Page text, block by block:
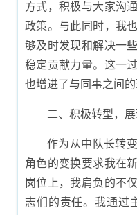
方式，积极与大家沟
政策。与此同时，我
够及时发现和解决一
稳定贡献力量。这一
也增进了与同事之间的
二、积极转型，
作为从中队长转
角色的变换要求我在
岗位上，我肩负的不
志们的责任。我通过